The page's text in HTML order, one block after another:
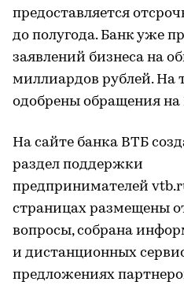
предоставляется
до полугода. Банк уже
заявлений бизнеса на
миллиардов рублей. На
одобрены обращения на
На сайте банка ВТБ
раздел поддержки
предпринимателей
страницах размещены
вопросы, собрана
и дистанционных
предложениях